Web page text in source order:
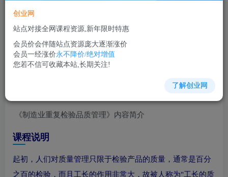
超级会员
立即购买
您当前未登录！建议登陆后购买，可保存购买订单
《制造业重复检验品质管理》内容简介
课程说明
起初，人们对质量管理只限于检验产品的质量，通常是百分
之百的检验，而且工长的作用非常大，故被人称为"工长的质
创业网
站点对接全网课程资源,新年限时特惠
会员价会伴随站点资源庞大逐渐涨价
会员一经涨价永不降价/绝对增值
您若不信可收藏本站,长期关注!
了解创业网